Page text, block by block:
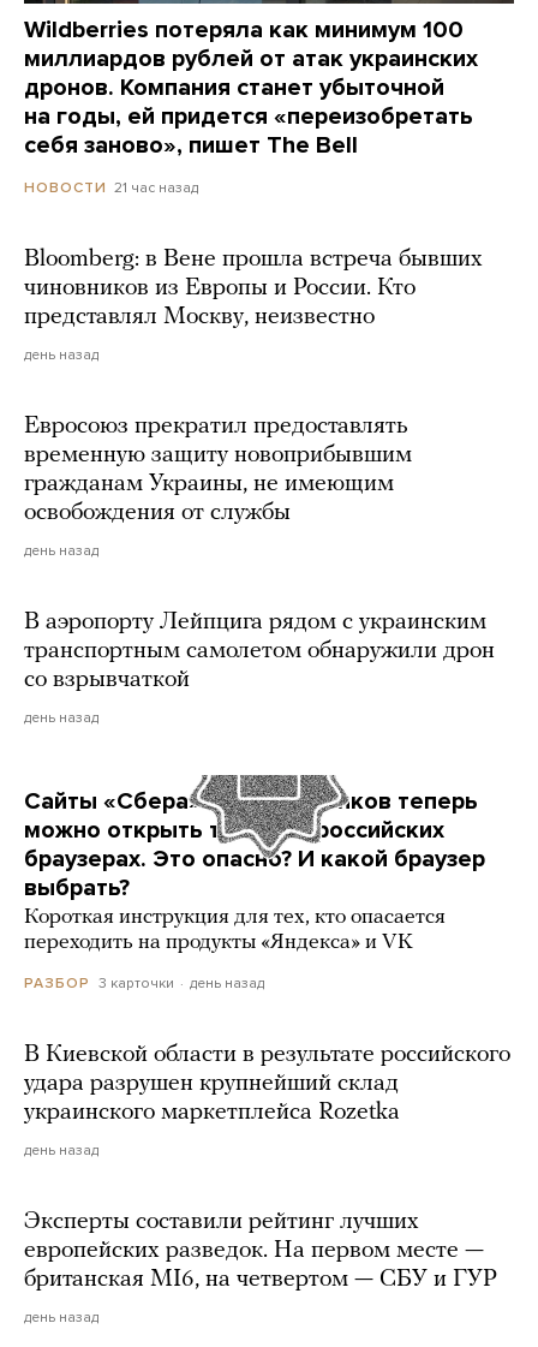
Wildberries потеряла как минимум 100
миллиардов рублей от атак украинских
дронов. Компания станет убыточной
на годы, ей придется «переизобретать
себя заново», пишет The Bell
НОВОСТИ 21 час назад
Bloomberg: в Вене прошла встреча бывших
чиновников из Европы и России. Кто
представлял Москву, неизвестно
день назад
Евросоюз прекратил предоставлять
временную защиту новоприбывшим
гражданам Украины, не имеющим
освобождения от службы
день назад
В аэропорту Лейпцига рядом с украинским
транспортным самолетом обнаружили дрон
со взрывчаткой
день назад
Сайты «Сбера» и других банков теперь
можно открыть только в российских
браузерах. Это опасно? И какой браузер
выбрать?
Короткая инструкция для тех, кто опасается
переходить на продукты «Яндекса» и VK
РАЗБОР 3 карточки день назад
В Киевской области в результате российского
удара разрушен крупнейший склад
украинского маркетплейса Rozetka
день назад
Эксперты составили рейтинг лучших
европейских разведок. На первом месте —
британская MI6, на четвертом — СБУ и ГУР
день назад